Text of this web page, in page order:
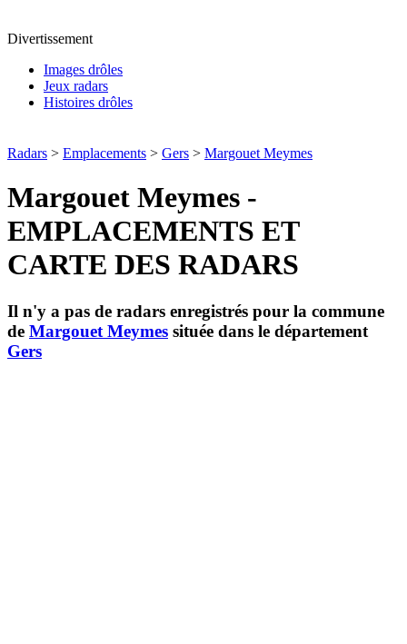
Divertissement
Images drôles
Jeux radars
Histoires drôles
Radars > Emplacements > Gers > Margouet Meymes
Margouet Meymes -
EMPLACEMENTS ET
CARTE DES RADARS
Il n'y a pas de radars enregistrés pour la commune
de Margouet Meymes située dans le département
Gers